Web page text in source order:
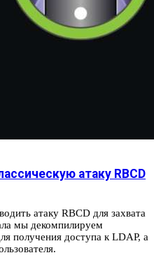
атаку RBCD
атаку RBCD для захвата
мы декомпилируем
получения доступа к LDAP, а